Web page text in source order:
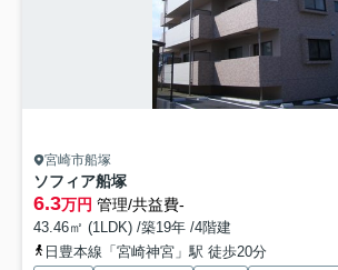
宮崎市船塚
ソフィア船塚
6.3万円 管理/共益費-
43.46㎡ (1LDK) /築19年 /4階建
日豊本線「宮崎神宮」駅 徒歩20分